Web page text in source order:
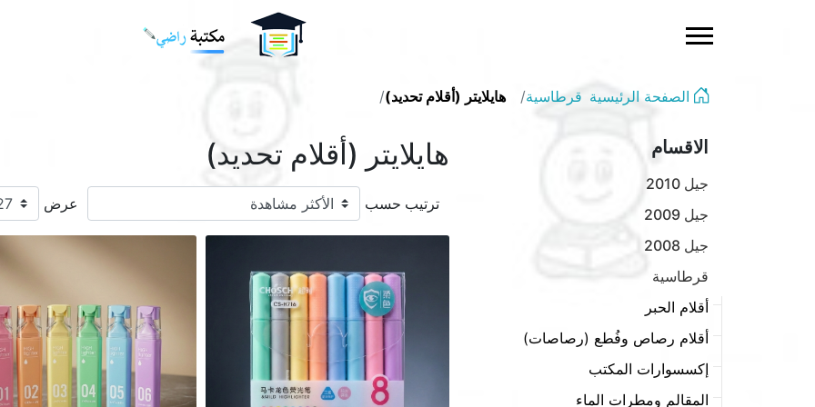
الصفحة الرئيسية قرطاسية هايلايتر (أقلام تحديد)
هايلايتر (أقلام تحديد)
ترتيب حسب عرض
الاقسام
جيل 2010
جيل 2009
جيل 2008
قرطاسية
أقلام الحبر
أقلام رصاص وفُطع (رصاصات)
إكسسوارات المكتب
المقالم ومطرات الماء